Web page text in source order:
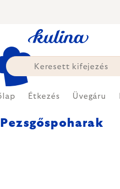
tartalomhoz
Étkezés Üvegáru
Pezsgőspoharak